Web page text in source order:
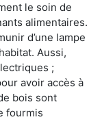
le soin de
alimentaires.
d’une lampe
Aussi,
;
avoir accès à
bois sont
fourmis